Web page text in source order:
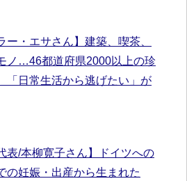
ー・エサさん】建築、喫茶、
ノ…46都道府県2000以上の珍
「日常生活から逃げたい」が
表/本柳寛子さん】ドイツへの
の妊娠・出産から生まれた